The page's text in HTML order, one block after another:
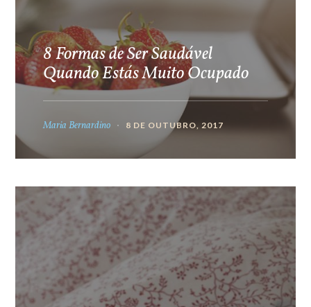
8 Formas de Ser Saudável
Quando Estás Muito Ocupado
Maria Bernardino 8 DE OUTUBRO, 2017